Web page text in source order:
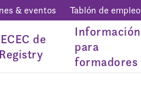
& eventos Tablón de empleo
de
Información
para
formadores